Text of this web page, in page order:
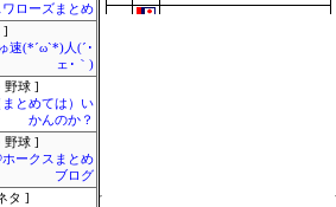
ワローズまとめ
]
速(*´ω`*)人(´･
ェ･｀)
野球 ]
まとめては）い
かんのか？
野球 ]
ホークスまとめ
ブログ
タ ]